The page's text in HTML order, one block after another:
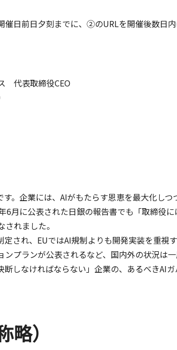
日前日夕刻までに、②のURLを開催後数日内
代表取締役CEO
。企業には、AIがもたらす恩恵を最大化し
6月に公表された日銀の報告書でも「取締役
れました。
され、EUではAI規制よりも開発実装を重
ンプランが公表されるなど、国内外の状況は
しなければならない」企業の、あるべきAI
）